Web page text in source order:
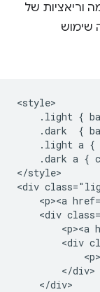
וריאציות של
שימוש
<style>
.light {
.dark  {
.light a {
.dark a {
</style>
<div
<p><a
<div
<p><a
<div
        </div>
    </div>